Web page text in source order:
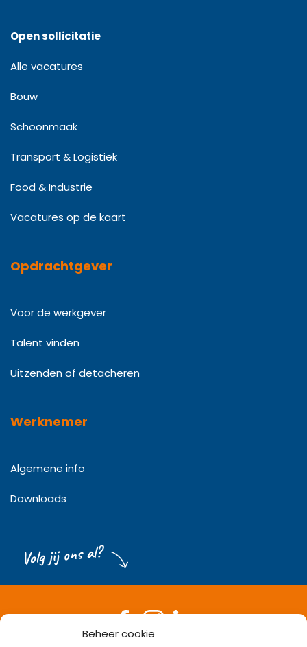
Beheer cookie
Open sollicitatie
Alle vacatures
Bouw
Schoonmaak
Transport & Logistiek
Food & Industrie
Vacatures op de kaart
Opdrachtgever
Voor de werkgever
Talent vinden
Uitzenden of detacheren
Werknemer
Algemene info
Downloads
Volg jij ons al?